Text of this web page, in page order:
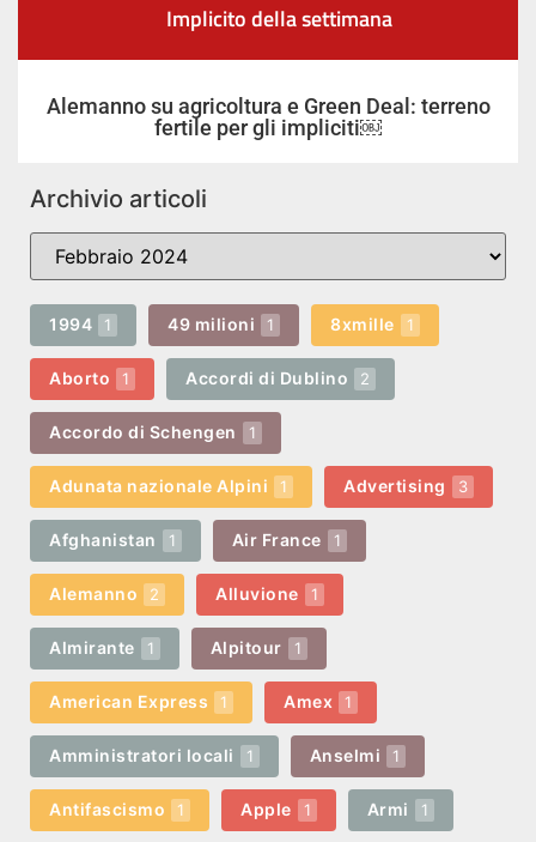
Implicito della settimana
Alemanno su agricoltura e Green Deal: terreno
fertile per gli impliciti￼
Archivio articoli
1994 1 49 milioni 1 8xmille 1
Aborto 1 Accordi di Dublino 2
Accordo di Schengen 1
Adunata nazionale Alpini 1 Advertising 3
Afghanistan 1 Air France 1
Alemanno 2 Alluvione 1
Almirante 1 Alpitour 1
American Express 1 Amex 1
Amministratori locali 1 Anselmi 1
Antifascismo 1 Apple 1 Armi 1